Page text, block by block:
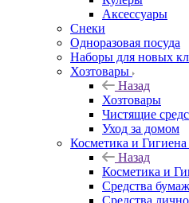
Аксессуары
Снеки
Одноразовая посуда
Наборы для новых
Хозтовары
Назад
Хозтовары
Чистящие
Уход за домом
Косметика и Гигиена
Назад
Косметика и
Средства
Средства